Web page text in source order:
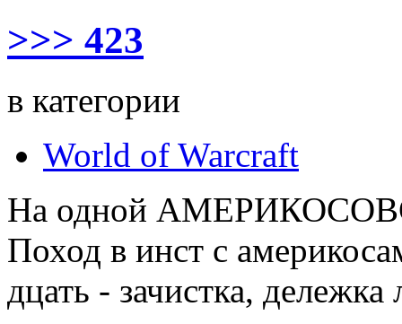
>>> 423
в категории
World of Warcraft
На одной
Поход в инст с
дцать - зачистка, дележка